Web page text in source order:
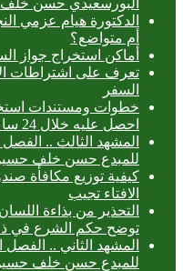
البورسعيدي حسن
الدكتورة هيام عزمي
أم متواضع؟
أماكن استخراج جواز السفر 2022 في القاهرة
تعرف على اشتراطات
السفر
احصل عليه خلال 24 ساعة
المشهد الثالث ..
للمبدع حسن خلف
كيفية توزيع مكافأة
الافتاء تجيب
التحذير من بذاءة
توضح حكم الشرع في
المشهد الثاني .. الفصل
للمبدع حسن خلف